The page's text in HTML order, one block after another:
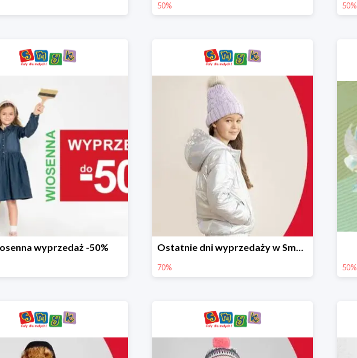
50% 50%
wyprzedaż -50% Ostatnie dni wyprzedaży w Smyku do -70%
70% 50%